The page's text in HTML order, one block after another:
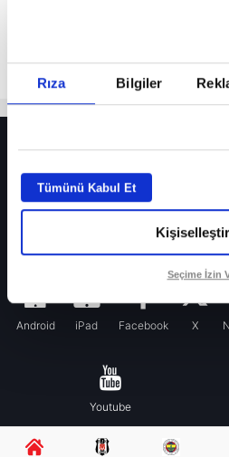
Rıza Bilgiler
Tümünü Kabul Et
Kişiselleştir
Seçime İzin
Fenerbahçe’de sürpriz ayrılık ihtimali!
Fenerbahçe’nin yeni transferi Mason
Galatasaray’da rota yeniden Thiago Almada!
Android iPad Facebook X
Youtube